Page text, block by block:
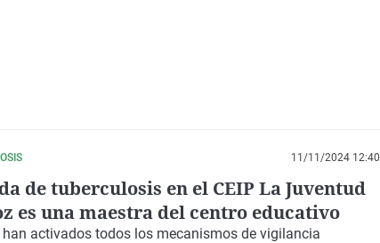
11/11/2024 12:40
de tuberculosis en el CEIP La Juventud
es una maestra del centro educativo
han activados todos los mecanismos de vigilancia